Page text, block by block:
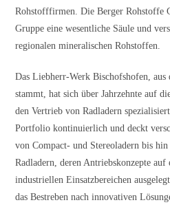
Rohstofffirmen. Die Berger Rohstoffe
Gruppe eine wesentliche Säule und
regionalen mineralischen Rohstoffen.
Das Liebherr-Werk Bischofshofen, aus
stammt, hat sich über Jahrzehnte auf
den Vertrieb von Radladern
Portfolio kontinuierlich und deckt
von Compact- und Stereoladern bis
Radladern, deren Antriebskonzepte
industriellen Einsatzbereichen
das Bestreben nach innovativen